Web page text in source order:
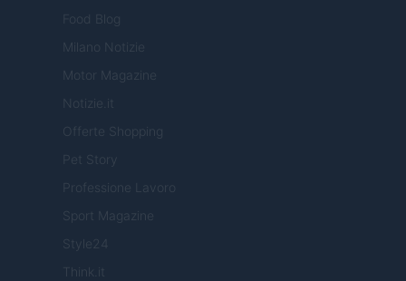
Food Blog
Milano Notizie
Motor Magazine
Notizie.it
Offerte Shopping
Pet Story
Professione Lavoro
Sport Magazine
Style24
Think.it